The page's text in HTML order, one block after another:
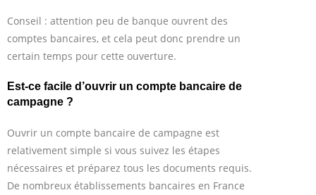
Conseil : attention peu de banque ouvrent des
comptes bancaires, et cela peut donc prendre un
certain temps pour cette ouverture.
Est-ce facile d’ouvrir un compte bancaire de
campagne ?
Ouvrir un compte bancaire de campagne est
relativement simple si vous suivez les étapes
nécessaires et préparez tous les documents requis.
De nombreux établissements bancaires en France